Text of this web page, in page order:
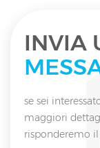
INVIA
se sei
maggiori
risponderemo